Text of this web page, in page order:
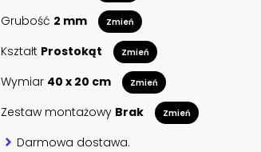
Grubość 2 mm Zmień
Kształt Prostokąt Zmień
Wymiar 40 x 20 cm Zmień
Zestaw montażowy Brak Zmień
Darmowa dostawa.